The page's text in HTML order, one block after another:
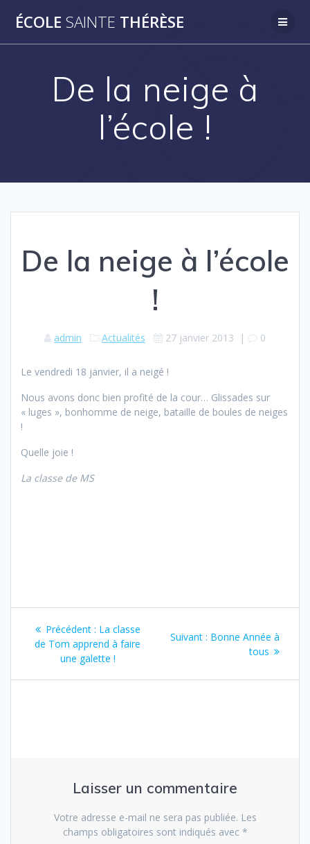
au
ÉCOLE SAINTE THÉRÈSE
De la neige à
l’école !
De la neige à l’école
!
admin Actualités 27 janvier 2013 | 0
Le vendredi 18 janvier, il a neigé !
Nous avons donc bien profité de la cour… Glissades sur
« luges », bonhomme de neige, bataille de boules de neiges
!
Quelle joie !
La classe de MS
Navigation
de
l’article
Précédent : Article
précédent
:
La classe
de Tom apprend à faire
une galette !
Suivant : Article
Bonne Année à
tous
Laisser un commentaire
Votre adresse e-mail ne sera pas publiée. Les
champs obligatoires sont indiqués avec *